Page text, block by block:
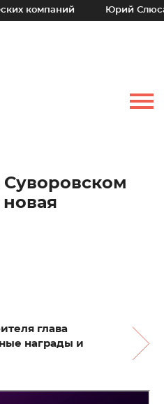
Юрий Слюсарь: Наш
Суворовском
глава
награды и